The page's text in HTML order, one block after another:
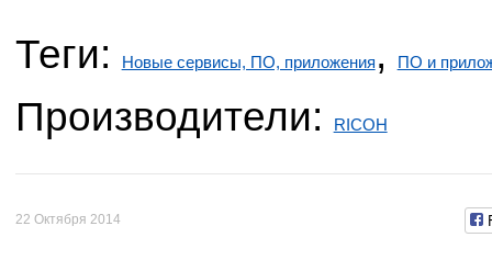
Теги:
Новые сервисы, ПО, приложения , ПО и
Производители: RICOH
22 Октября 2014